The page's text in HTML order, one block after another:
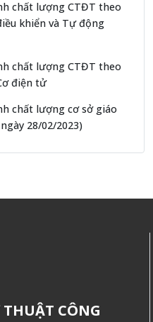
chất lượng CTĐT theo
khiển và Tự động
chất lượng CTĐT theo
điện tử
chất lượng cơ sở giáo
28/02/2023)
CÔNG